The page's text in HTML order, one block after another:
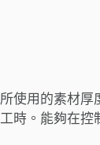
使用的素材
時。能夠在